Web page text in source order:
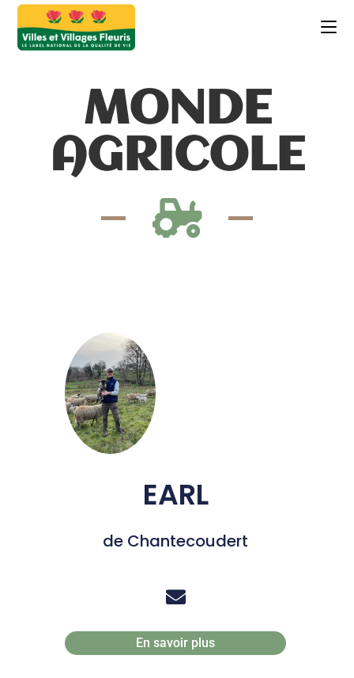
MONDE
AGRICOLE
EARL
de Chantecoudert
En savoir plus